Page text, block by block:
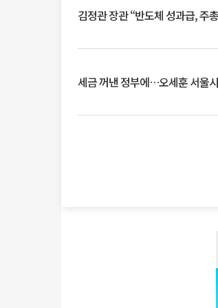
김정관 장관 “반도체 성과급, 주
세금 꺼낸 정부에…오세훈 서울